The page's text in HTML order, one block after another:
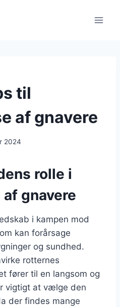
til
af gnavere
2024
rolle i
gnavere
i kampen mod
kan forårsage
og sundhed.
rotternes
fører til en langsom og
vigtigt at vælge den
der findes mange